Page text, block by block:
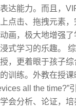
达能力。而且，
点击、拖拽元素
画，极大地增强
式学习的乐趣。
，更着眼于孩子
训练。外教在授
all the
会分析、论证，